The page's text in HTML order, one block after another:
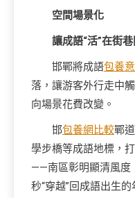
空間場景化
讓成語“活”在街巷
邯鄲將成語包養
落，讓游客外行走中
向場景花費改變。
邯包養網比較鄲
學步橋等成語地標，
——南區彰明顯清風度
秒“穿越”回成語出生